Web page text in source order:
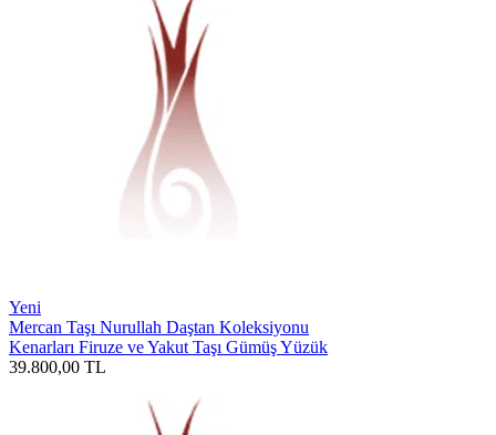
Yeni
Mercan Taşı Nurullah Daştan Koleksiyonu
Kenarları Firuze ve Yakut Taşı Gümüş Yüzük
39.800,00 TL